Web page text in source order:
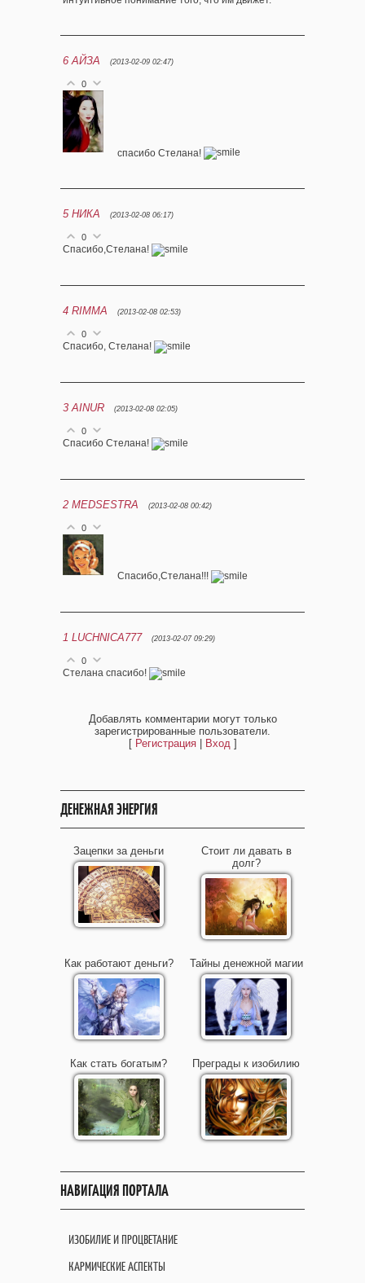
6 АЙЗА (2013-02-09 02:47)
0
спасибо Стелана!
5 НИКА (2013-02-08 06:17)
0
Спасибо,Стелана!
4 RIMMA (2013-02-08 02:53)
0
Спасибо, Стелана!
3 AINUR (2013-02-08 02:05)
0
Спасибо Стелана!
2 MEDSESTRA (2013-02-08 00:42)
0
Спасибо,Стелана!!!
1 LUCHNICA777 (2013-02-07 09:29)
0
Стелана спасибо!
Добавлять комментарии могут только
зарегистрированные пользователи.
[ Регистрация| Вход]
ДЕНЕЖНАЯ ЭНЕРГИЯ
Зацепки за деньги
Стоит ли давать в
долг?
Как работают деньги? Тайны денежной магии
Как стать богатым? Преграды к изобилию
НАВИГАЦИЯ ПОРТАЛА
ИЗОБИЛИЕ И ПРОЦВЕТАНИЕ
КАРМИЧЕСКИЕ АСПЕКТЫ